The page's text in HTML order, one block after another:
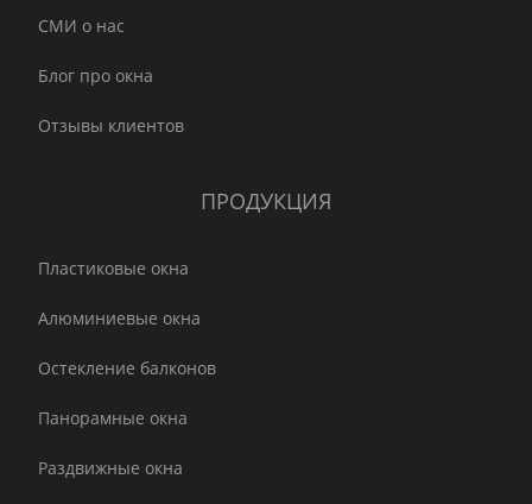
СМИ о нас
Блог про окна
Отзывы клиентов
ПРОДУКЦИЯ
Пластиковые окна
Алюминиевые окна
Остекление балконов
Панорамные окна
Раздвижные окна